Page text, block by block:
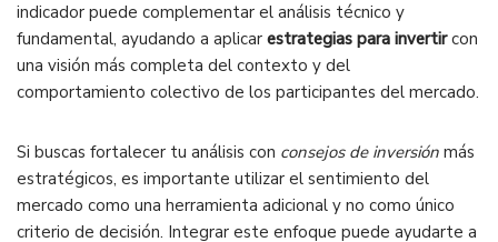
indicador puede complementar el análisis técnico y
fundamental, ayudando a aplicar estrategias para invertircon
una visión más completa del contexto y del
comportamiento colectivo de los participantes del mercado.
Si buscas fortalecer tu análisis con consejos de inversión más
estratégicos, es importante utilizar el sentimiento del
mercado como una herramienta adicional y no como único
criterio de decisión. Integrar este enfoque puede ayudarte a